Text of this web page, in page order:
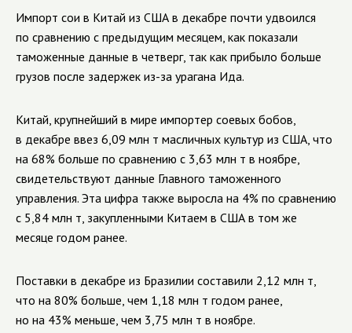
Импорт сои в Китай из США в декабре почти удвоился
по сравнению с предыдущим месяцем, как показали
таможенные данные в четверг, так как прибыло больше
грузов после задержек из-за урагана Ида.
Китай, крупнейший в мире импортер соевых бобов,
в декабре ввез 6,09 млн т масличных культур из США, что
на 68% больше по сравнению с 3,63 млн т в ноябре,
свидетельствуют данные Главного таможенного
управления. Эта цифра также выросла на 4% по сравнению
с 5,84 млн т, закупленными Китаем в США в том же
месяце годом ранее.
Поставки в декабре из Бразилии составили 2,12 млн т,
что на 80% больше, чем 1,18 млн т годом ранее,
но на 43% меньше, чем 3,75 млн т в ноябре.